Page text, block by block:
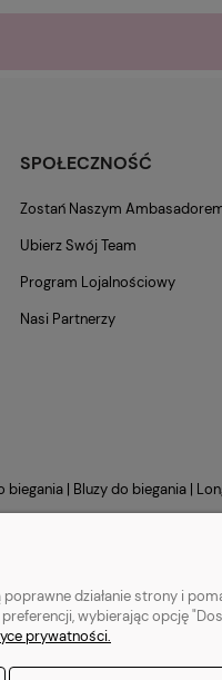
SPOŁECZNOŚĆ
Zostań Naszym
Ubierz Swój Team
Program Lojalnościowy
Nasi Partnerzy
biegania | Bluzy do biegania |
działanie strony i
wybierając opcję
prywatności.